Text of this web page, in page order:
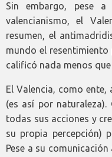
Sin embargo, pese
valencianismo, el
resumen, el
mundo el
calificó nada menos
El Valencia, como ente,
(es así por naturaleza).
todas sus acciones y
su propia percepción)
Pese a su